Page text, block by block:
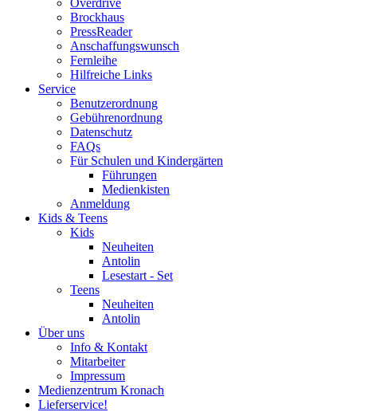
Overdrive
Brockhaus
PressReader
Anschaffungswunsch
Fernleihe
Hilfreiche Links
Service
Benutzerordnung
Gebührenordnung
Datenschutz
FAQs
Für Schulen und Kindergärten
Führungen
Medienkisten
Anmeldung
Kids & Teens
Kids
Neuheiten
Antolin
Lesestart - Set
Teens
Neuheiten
Antolin
Über uns
Info & Kontakt
Mitarbeiter
Impressum
Medienzentrum Kronach
Lieferservice!